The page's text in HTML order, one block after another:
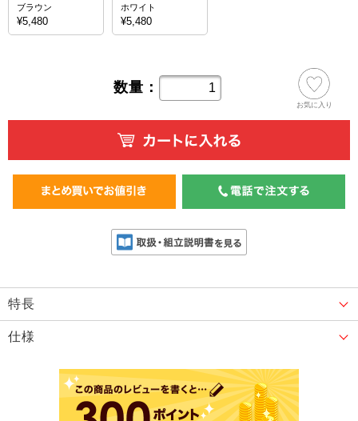
ブラウン
¥5,480
ホワイト
¥5,480
数量：
お気に入り
特長
仕様